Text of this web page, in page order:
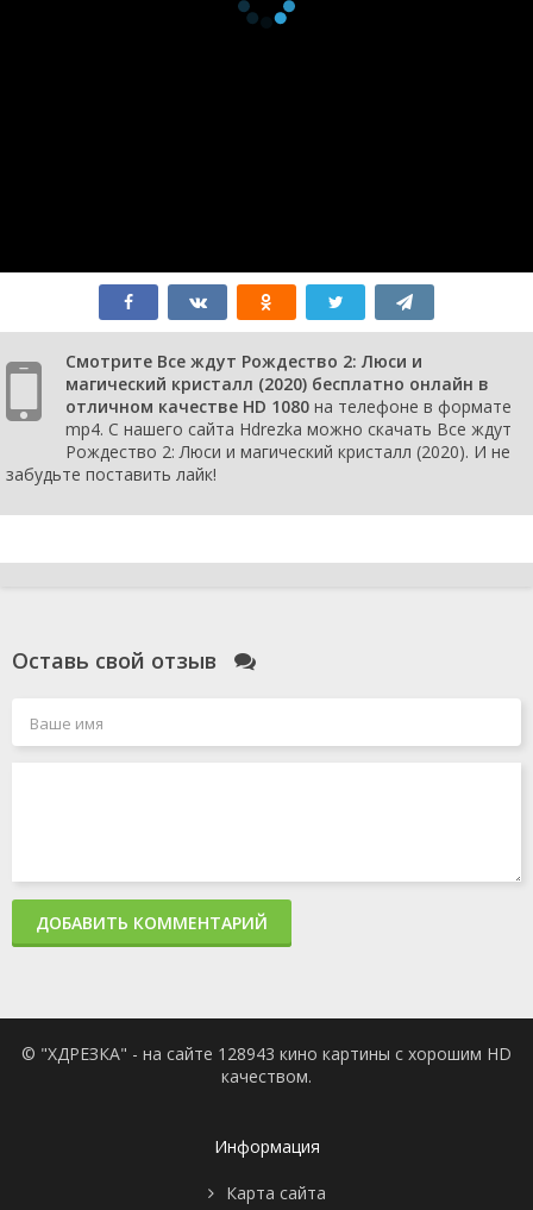
Смотрите Все ждут Рождество 2: Люси и
магический кристалл (2020) бесплатно онлайн в
отличном качестве HD 1080 на телефоне в формате
mp4. С нашего сайта Hdrezka можно скачать Все ждут
Рождество 2: Люси и магический кристалл (2020). И не
забудьте поставить лайк!
Оставь свой отзыв
ДОБАВИТЬ КОММЕНТАРИЙ
© "ХДРЕЗКА" - на сайте 128943 кино картины с хорошим HD
качеством.
Информация
Карта сайта